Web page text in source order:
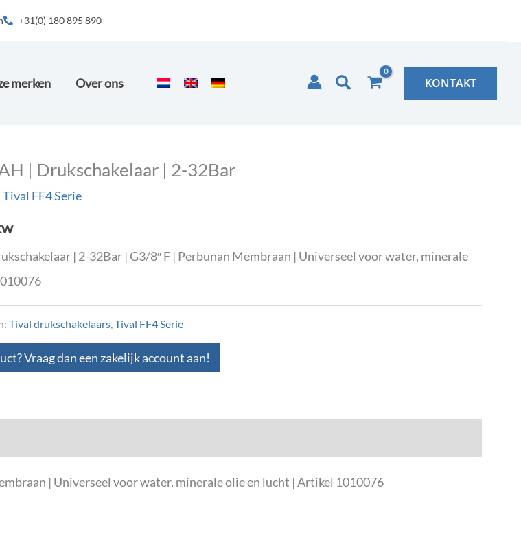
+31(0) 180 895 890
merken Over ons Zoeken KONTAKT
| Drukschakelaar | 2-32Bar
Tival FF4 Serie
| 2-32Bar | G3/8″ F | Perbunan Membraan | Universeel voor water, minerale
Tival drukschakelaars,Tival FF4 Serie
Vraag dan een zakelijk account aan!
| Universeel voor water, minerale olie en lucht | Artikel 1010076